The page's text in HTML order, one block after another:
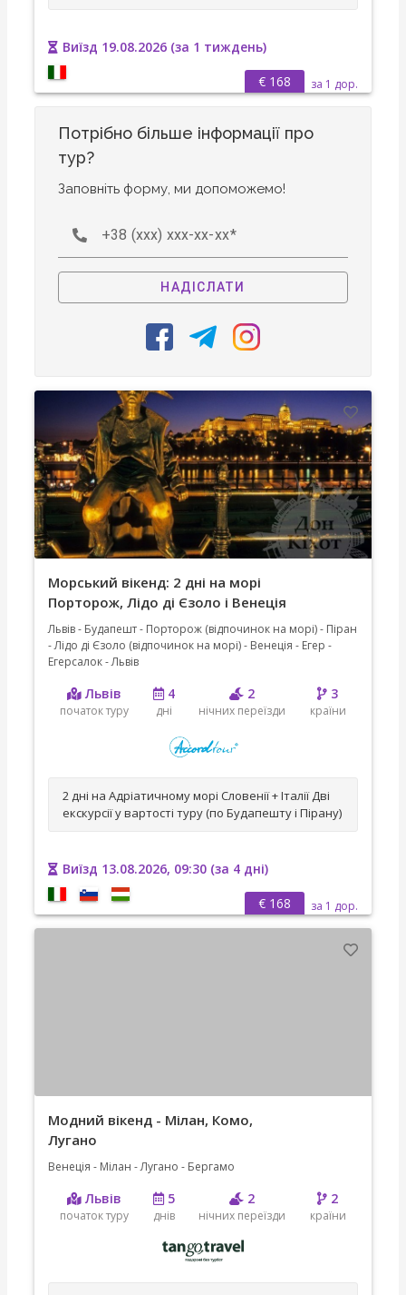
Виїзд 19.08.2026 (за 1 тиждень)
€ 168
за 1 дор.
Потрібно більше інформації про
тур?
Заповніть форму, ми допоможемо!
+38 (xxx) xxx-xx-xx
НАДІСЛАТИ
Морський вікенд: 2 дні на морі
Порторож, Лідо ді Єзоло і Венеція
Львів - Будапешт - Порторож (відпочинок на морі) - Піран
- Лідо ді Єзоло (відпочинок на морі) - Венеція - Егер -
Егерсалок - Львів
Львів
початок туру
4
дні
2
нічних переїзди
3
країни
2 дні на Адріатичному морі Словенії + Італії Дві
екскурсії у вартості туру (по Будапешту і Пірану)
Виїзд 13.08.2026, 09:30 (за 4 дні)
€ 168
за 1 дор.
Модний вікенд - Мілан, Комо,
Лугано
Венеція - Мілан - Лугано - Бергамо
Львів
початок туру
5
днів
2
нічних переїзди
2
країни